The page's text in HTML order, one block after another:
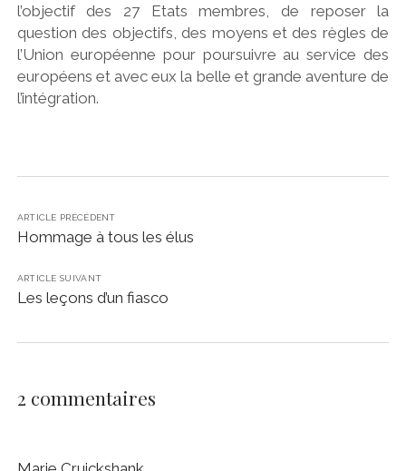
l’objectif des 27 Etats membres, de reposer la
question des objectifs, des moyens et des règles de
l’Union européenne pour poursuivre au service des
européens et avec eux la belle et grande aventure de
l’intégration.
ARTICLE PRÉCÉDENT
Hommage à tous les élus
ARTICLE SUIVANT
Les leçons d’un fiasco
2 commentaires